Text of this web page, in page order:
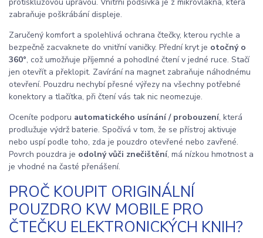
protiskluzovou úpravou. Vnitřní podšívka je z mikrovlákna, která
zabraňuje poškrábání displeje.
Zaručený komfort a spolehlivá ochrana čtečky, kterou rychle a
bezpečně zacvaknete do vnitřní vaničky. Přední kryt je otočný o
360°, což umožňuje příjemné a pohodlné čtení v jedné ruce. Stačí
jen otevřít a překlopit. Zavírání na magnet zabraňuje náhodnému
otevření. Pouzdru nechybí přesné výřezy na všechny potřebné
konektory a tlačítka, při čtení vás tak nic neomezuje.
Oceníte podporu automatického usínání / probouzení, která
prodlužuje výdrž baterie. Spočívá v tom, že se přístroj aktivuje
nebo uspí podle toho, zda je pouzdro otevřené nebo zavřené.
Povrch pouzdra je odolný vůči znečištění, má nízkou hmotnost a
je vhodné na časté přenášení.
PROČ KOUPIT ORIGINÁLNÍ
POUZDRO KW MOBILE PRO
ČTEČKU ELEKTRONICKÝCH KNIH?